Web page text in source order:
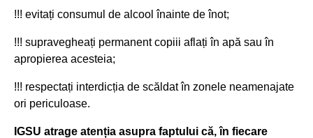
!!! evitați consumul de alcool înainte de înot;
!!! supravegheați permanent copiii aflați în apă sau în
apropierea acesteia;
!!! respectați interdicția de scăldat în zonele neamenajate
ori periculoase.
IGSU atrage atenția asupra faptului că, în fiecare